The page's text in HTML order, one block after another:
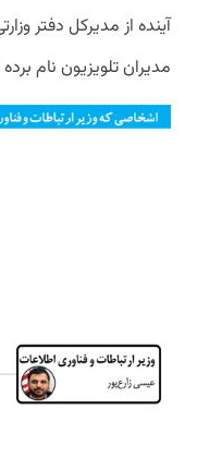
آینده از مدیرکل دفتر
مدیران تلویزیون نام